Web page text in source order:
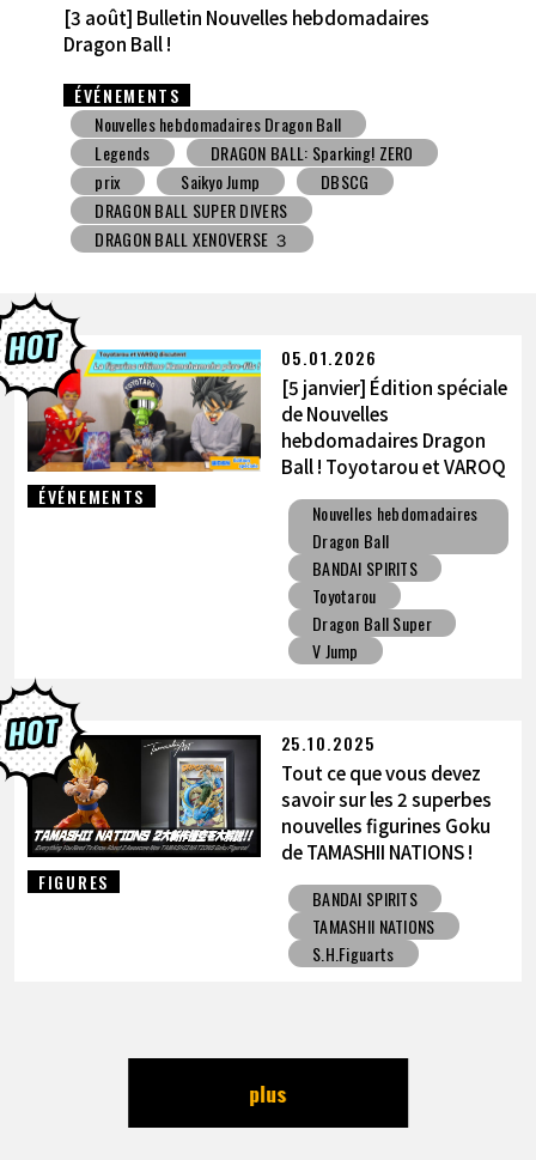
[27 juillet] Bulletin Nouvelles hebdomadaires
Dragon Ball !
ÉVÉNEMENTS
Nouvelles hebdomadaires Dragon Ball
Jouet avec une friandise
V Jump
DBSCG
DRAGON BALL SUPER DIVERS
DRAGON BALL XENOVERSE ３
DRAGON BALL GEKISHIN SQUADRA
DRAGON BALL: Sparking! ZERO
Gashapon
BANDAI
ÉVÉNEMENTS
05.01.2026
[5 janvier] Édition spéciale
de Nouvelles
hebdomadaires Dragon
Ball ! Toyotarou et VAROQ
ultime Kamehameha père-
fils !
Nouvelles hebdomadaires
Dragon Ball
BANDAI SPIRITS
Toyotarou
Dragon Ball Super
V Jump
FIGURES
25.10.2025
Tout ce que vous devez
savoir sur les 2 superbes
nouvelles figurines Goku
de TAMASHII NATIONS !
BANDAI SPIRITS
TAMASHII NATIONS
S.H.Figuarts
plus